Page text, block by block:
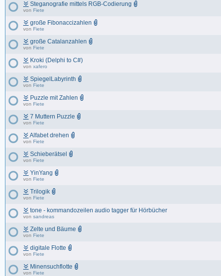
Steganografie mittels RGB-Codierung
von Fiete
große Fibonaccizahlen
von Fiete
große Catalanzahlen
von Fiete
Kroki (Delphi to C#)
von xafero
SpiegelLabyrinth
von Fiete
Puzzle mit Zahlen
von Fiete
7 Muttern Puzzle
von Fiete
Alfabet drehen
von Fiete
Schieberätsel
von Fiete
YinYang
von Fiete
Trilogik
von Fiete
tone - kommandozeilen audio tagger für Hörbücher
von sandreas
Zelte und Bäume
von Fiete
digitale Flotte
von Fiete
Minensuchflotte
von Fiete